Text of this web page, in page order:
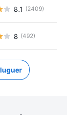
8.1 (2409)
8 (492)